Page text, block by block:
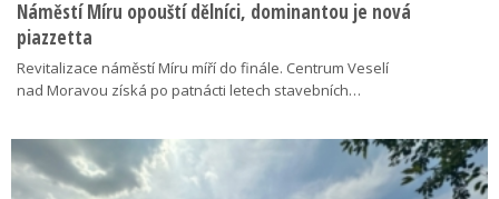
Náměstí Míru opouští dělníci, dominantou je nová
piazzetta
Revitalizace náměstí Míru míří do finále. Centrum Veselí
nad Moravou získá po patnácti letech stavebních…